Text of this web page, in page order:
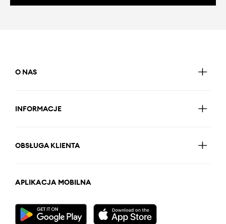
O NAS
INFORMACJE
OBSŁUGA KLIENTA
APLIKACJA MOBILNA